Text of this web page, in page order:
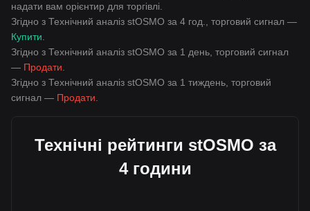
надати вам орієнтир для торгівлі.
Згідно з Технічний аналіз stOSMO за 4 год., торговий сигнал —
Купити
Згідно з Технічний аналіз stOSMO за 1 день, торговий сигнал
— Продати
Згідно з Технічний аналіз stOSMO за 1 тиждень, торговий
сигнал — Продати
Технічні рейтинги stOSMO за
4 години